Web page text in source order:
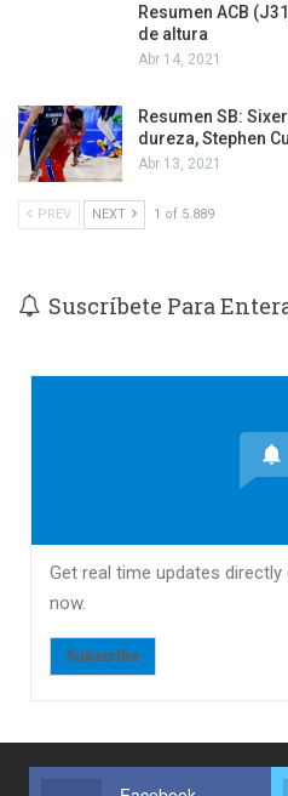
Resumen ACB
de altura
Abr 14, 2021
Resumen SB:
dureza, Stephen
Abr 13, 2021
PREV NEXT 1 of 5.889
Suscríbete Para
Get real time updates
now.
Subscribe